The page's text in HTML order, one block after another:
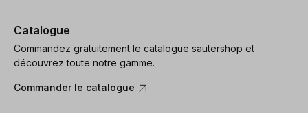
Catalogue
Commandez gratuitement le catalogue sautershop et
découvrez toute notre gamme.
Commander le catalogue